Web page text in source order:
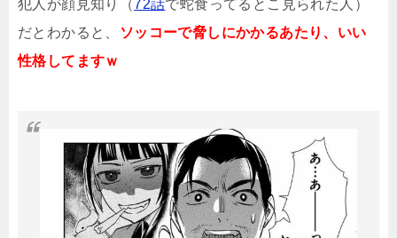
犯人が顔見知り（ 72話で蛇食ってるとこ見られた人）
だとわかると、
ソッコーで脅しにかかるあたり、いい
性格してますｗ